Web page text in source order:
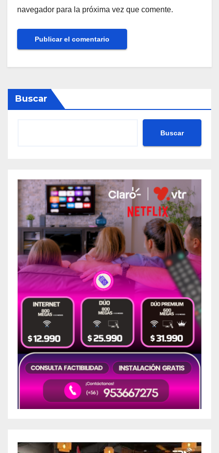
navegador para la próxima vez que comente.
Buscar
Buscar